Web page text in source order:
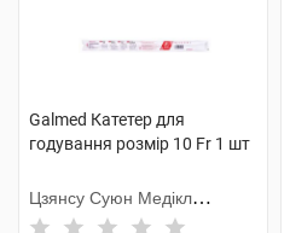
Galmed Катетер для
годування розмір 10 Fr 1 шт
Цзянсу Суюн Медікл
Метіріелс